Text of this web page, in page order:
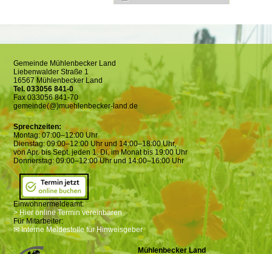
Gemeinde Mühlenbecker Land
Liebenwalder Straße 1
16567 Mühlenbecker Land
Tel. 033056 841-0
Fax 033056 841-70
gemeinde(@)muehlenbecker-land.de
Sprechzeiten:
Montag: 07:00–12:00 Uhr
Dienstag: 09:00–12:00 Uhr und 14:00–18:00 Uhr,
von Apr. bis Sept. jeden 1. Di. im Monat bis 19:00 Uhr
Donnerstag: 09:00–12:00 Uhr und 14:00–16:00 Uhr
Einwohnermeldeamt:
> Hier online Termin vereinbaren
Für Mitarbeiter:
✉ Interne Meldestelle für Hinweisgeber
Mühlenbecker Land